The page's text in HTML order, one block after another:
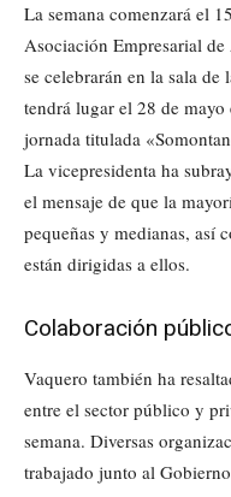
La semana comenzará el
Asociación Empresarial
se celebrarán en la sala
tendrá lugar el 28 de
jornada titulada
La vicepresidenta ha
el mensaje de que la
pequeñas y medianas, así
están dirigidas a ellos.
Colaboración
Vaquero también ha
entre el sector público y
semana. Diversas
trabajado junto al